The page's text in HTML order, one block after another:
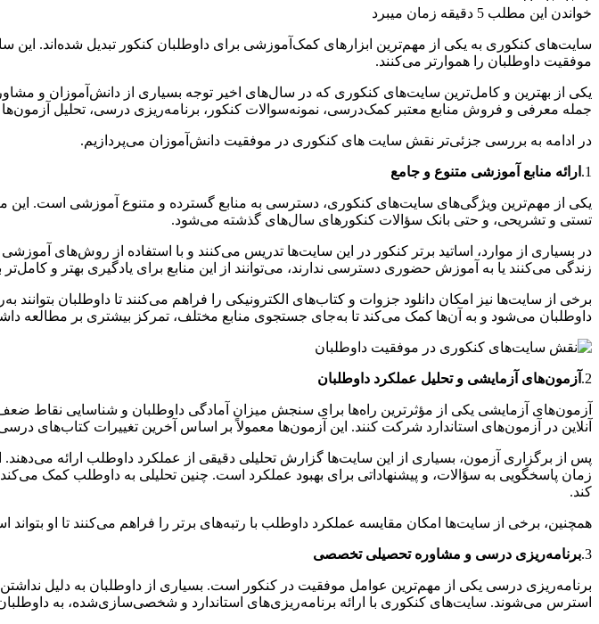
خواندن این مطلب 5 دقیقه زمان میبرد
سایت‌های کنکوری به یکی از مهم‌ترین ابزارهای کمک‌آموزشی برای داوطلبان کنکور تبدیل شده‌اند.
موفقیت داوطلبان را هموارتر می‌کنند.
یکی از بهترین و کامل‌ترین سایت‌های کنکوری که در سال‌های اخیر توجه بسیاری از دانش‌آموزان و
جمله معرفی و فروش منابع معتبر کمک‌درسی، نمونه‌سوالات کنکور، برنامه‌ریزی درسی، تحلیل
در ادامه به بررسی جزئی‌تر نقش سایت های کنکوری در موفقیت دانش‌آموزان می‌پردازیم.
1. ارائه منابع آموزشی متنوع و جامع
یکی از مهم‌ترین ویژگی‌های سایت‌های کنکوری، دسترسی به منابع گسترده و متنوع آموزشی است. این
تستی و تشریحی، و حتی بانک سؤالات کنکورهای سال‌های گذشته می‌شود.
در بسیاری از موارد، اساتید برتر کنکور در این سایت‌ها تدریس می‌کنند و با استفاده از روش‌های
زندگی می‌کنند یا به آموزش حضوری دسترسی ندارند، می‌توانند از این منابع برای یادگیری بهتر و کامل‌تر
برخی از سایت‌ها نیز امکان دانلود جزوات و کتاب‌های الکترونیکی را فراهم می‌کنند تا داوطلبان
داوطلبان می‌شود و به آن‌ها کمک می‌کند تا به‌جای جستجوی منابع مختلف، تمرکز بیشتری بر مطالعه
2. آزمون‌های آزمایشی و تحلیل عملکرد داوطلبان
آزمون‌های آزمایشی یکی از مؤثرترین راه‌ها برای سنجش میزان آمادگی داوطلبان و شناسایی نقاط
آنلاین در آزمون‌های استاندارد شرکت کنند. این آزمون‌ها معمولاً بر اساس آخرین تغییرات کتاب‌های
پس از برگزاری آزمون، بسیاری از این سایت‌ها گزارش تحلیلی دقیقی از عملکرد داوطلب ارائه
زمان پاسخگویی به سؤالات، و پیشنهاداتی برای بهبود عملکرد است. چنین تحلیلی به داوطلب کمک
کند.
همچنین، برخی از سایت‌ها امکان مقایسه عملکرد داوطلب با رتبه‌های برتر را فراهم می‌کنند تا او بتواند
3. برنامه‌ریزی درسی و مشاوره تحصیلی تخصصی
برنامه‌ریزی درسی یکی از مهم‌ترین عوامل موفقیت در کنکور است. بسیاری از داوطلبان به دلیل
استرس می‌شوند. سایت‌های کنکوری با ارائه برنامه‌ریزی‌های استاندارد و شخصی‌سازی‌شده، به